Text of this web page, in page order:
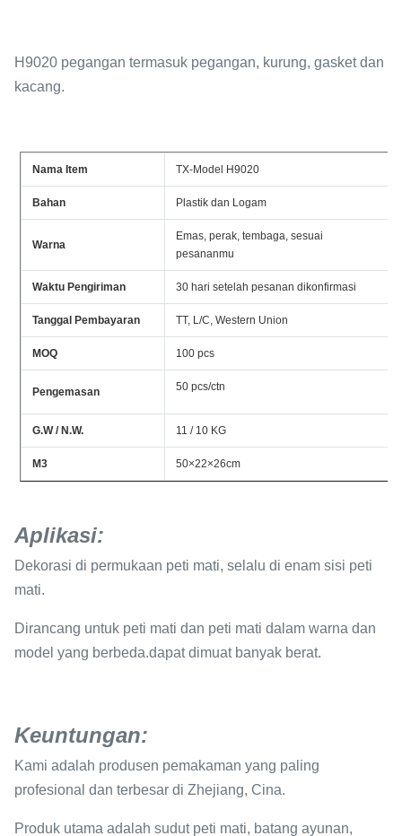
H9020 pegangan termasuk pegangan, kurung, gasket dan
kacang.
Nama Item TX-Model H9020
Bahan Plastik dan Logam
Warna
Emas, perak, tembaga, sesuai
pesananmu
Waktu Pengiriman 30 hari setelah pesanan dikonfirmasi
Tanggal Pembayaran TT, L/C, Western Union
MOQ 100 pcs
Pengemasan 50 pcs/ctn
G.W / N.W. 11 / 10 KG
M3 50×22×26cm
Aplikasi:
Dekorasi di permukaan peti mati, selalu di enam sisi peti
mati.
Dirancang untuk peti mati dan peti mati dalam warna dan
model yang berbeda.dapat dimuat banyak berat.
Keuntungan:
Kami adalah produsen pemakaman yang paling
profesional dan terbesar di Zhejiang, Cina.
Produk utama adalah sudut peti mati, batang ayunan,